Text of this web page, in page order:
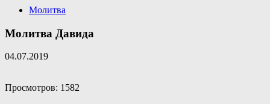
Молитва
Молитва Давида
04.07.2019
Просмотров: 1582